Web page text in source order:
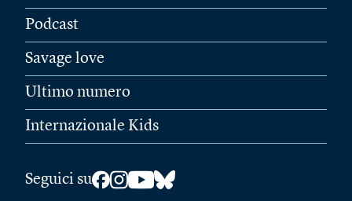
Podcast
Savage love
Ultimo numero
Internazionale Kids
Seguici su